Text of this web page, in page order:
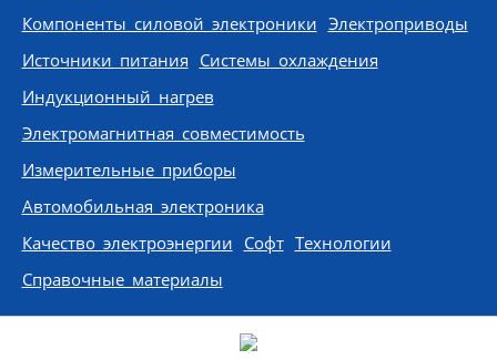
Компоненты силовой электроники Электроприводы
Источники питания Системы охлаждения
Индукционный нагрев
Электромагнитная совместимость
Измерительные приборы
Автомобильная электроника
Качество электроэнергии Софт Технологии
Справочные материалы